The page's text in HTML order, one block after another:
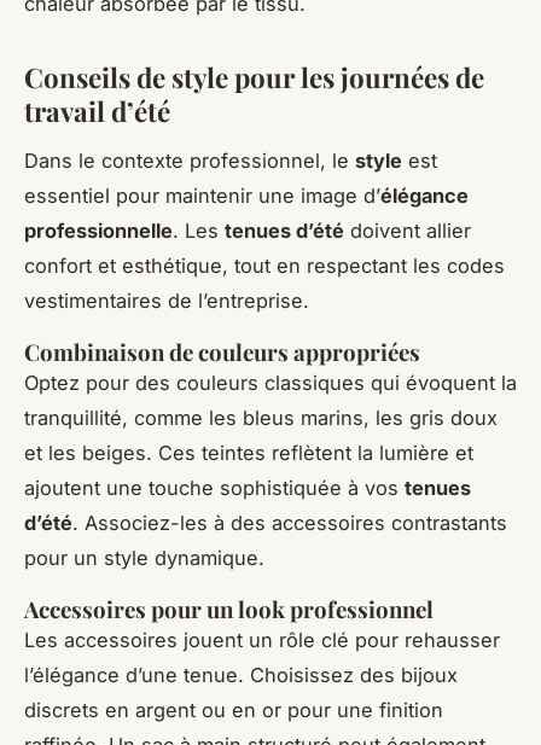
Conseils de style pour les journées de
travail d’été
Dans le contexte professionnel, le style est
essentiel pour maintenir une image d’élégance
professionnelle. Les tenues d’été doivent allier
confort et esthétique, tout en respectant les codes
vestimentaires de l’entreprise.
Combinaison de couleurs appropriées
Optez pour des couleurs classiques qui évoquent la
tranquillité, comme les bleus marins, les gris doux
et les beiges. Ces teintes reflètent la lumière et
ajoutent une touche sophistiquée à vos tenues
d’été. Associez-les à des accessoires contrastants
pour un style dynamique.
Accessoires pour un look professionnel
Les accessoires jouent un rôle clé pour rehausser
l’élégance d’une tenue. Choisissez des bijoux
discrets en argent ou en or pour une finition